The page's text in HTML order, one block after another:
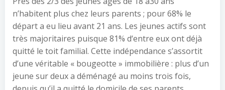
n’habitent plus chez leurs parents ; pour 68% le
départ a eu lieu avant 21 ans. Les jeunes actifs sont
très majoritaires puisque 81% d‘entre eux ont déjà
quitté le toit familial. Cette indépendance s’assortit
d’une véritable « bougeotte » immobilière : plus d’un
jeune sur deux a déménagé au moins trois fois,